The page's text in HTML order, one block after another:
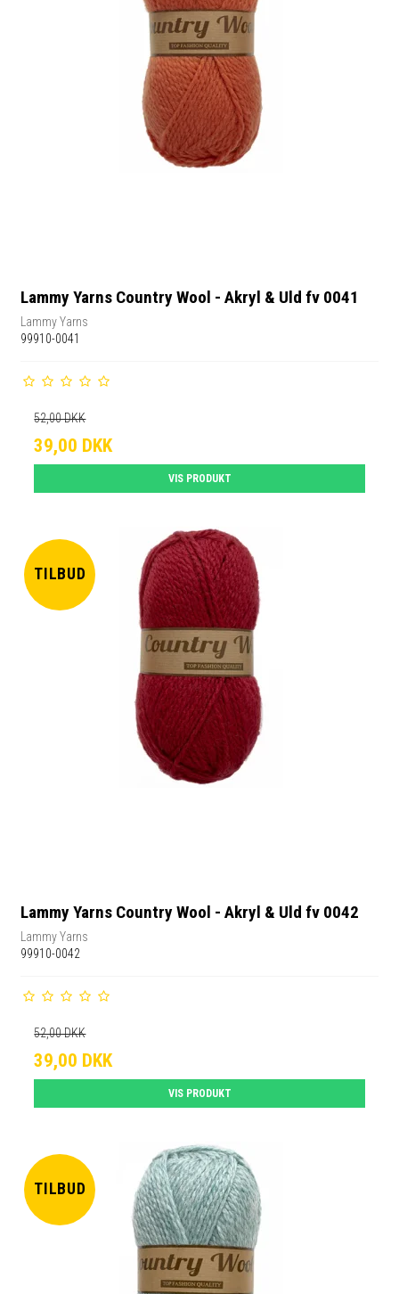
Lammy Yarns Country Wool - Akryl & Uld fv 0041
Lammy Yarns
99910-0041
52,00 DKK
39,00 DKK
VIS PRODUKT
TILBUD
Lammy Yarns Country Wool - Akryl & Uld fv 0042
Lammy Yarns
99910-0042
52,00 DKK
39,00 DKK
VIS PRODUKT
TILBUD